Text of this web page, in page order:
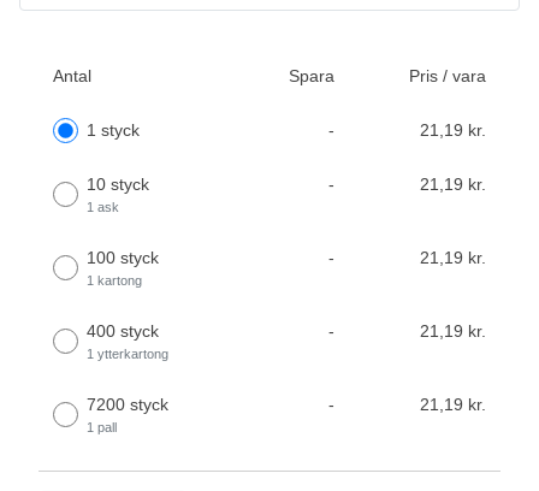
Antal Spara Pris / vara
1 styck - 21,19 kr.
10 styck
1 ask
- 21,19 kr.
100 styck
1 kartong
- 21,19 kr.
400 styck
1 ytterkartong
- 21,19 kr.
7200 styck
1 pall
- 21,19 kr.